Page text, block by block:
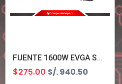
FUENTE 1600W EVGA SUPER NOVA 1600 G+ 80 PLUS GOLD FULL MODULAR 220-GP-1600-X1
$275.00 S/. 940.50